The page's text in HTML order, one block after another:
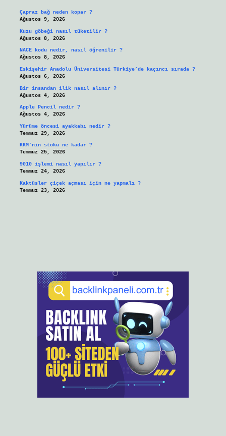
Çapraz bağ neden kopar ?
Ağustos 9, 2026
Kuzu göbeği nasıl tüketilir ?
Ağustos 8, 2026
NACE kodu nedir, nasıl öğrenilir ?
Ağustos 8, 2026
Eskişehir Anadolu Üniversitesi Türkiye’de kaçıncı sırada ?
Ağustos 6, 2026
Bir insandan ilik nasıl alınır ?
Ağustos 4, 2026
Apple Pencil nedir ?
Ağustos 4, 2026
Yürüme öncesi ayakkabı nedir ?
Temmuz 29, 2026
KKM’nin stoku ne kadar ?
Temmuz 25, 2026
9010 işlemi nasıl yapılır ?
Temmuz 24, 2026
Kaktüsler çiçek açması için ne yapmalı ?
Temmuz 23, 2026